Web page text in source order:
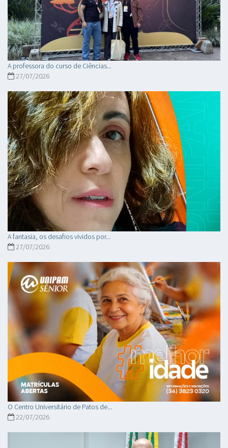
A professora do curso de Ciências...
27/07/2026
A fantasia, os desafios vividos por...
27/07/2026
O Centro Universitário de Patos de...
22/07/2026